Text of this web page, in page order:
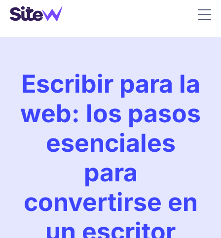
Escribir para la
web: los pasos
esenciales
para
convertirse en
un escritor